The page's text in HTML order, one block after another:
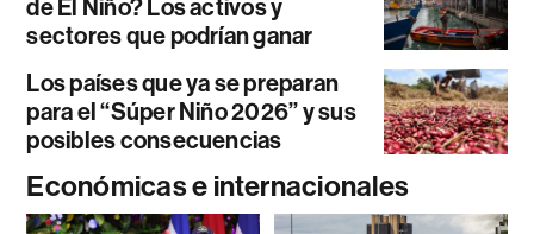
de El Niño? Los activos y
sectores que podrían ganar
Los países que ya se preparan
para el “Súper Niño 2026” y sus
posibles consecuencias
Económicas e internacionales